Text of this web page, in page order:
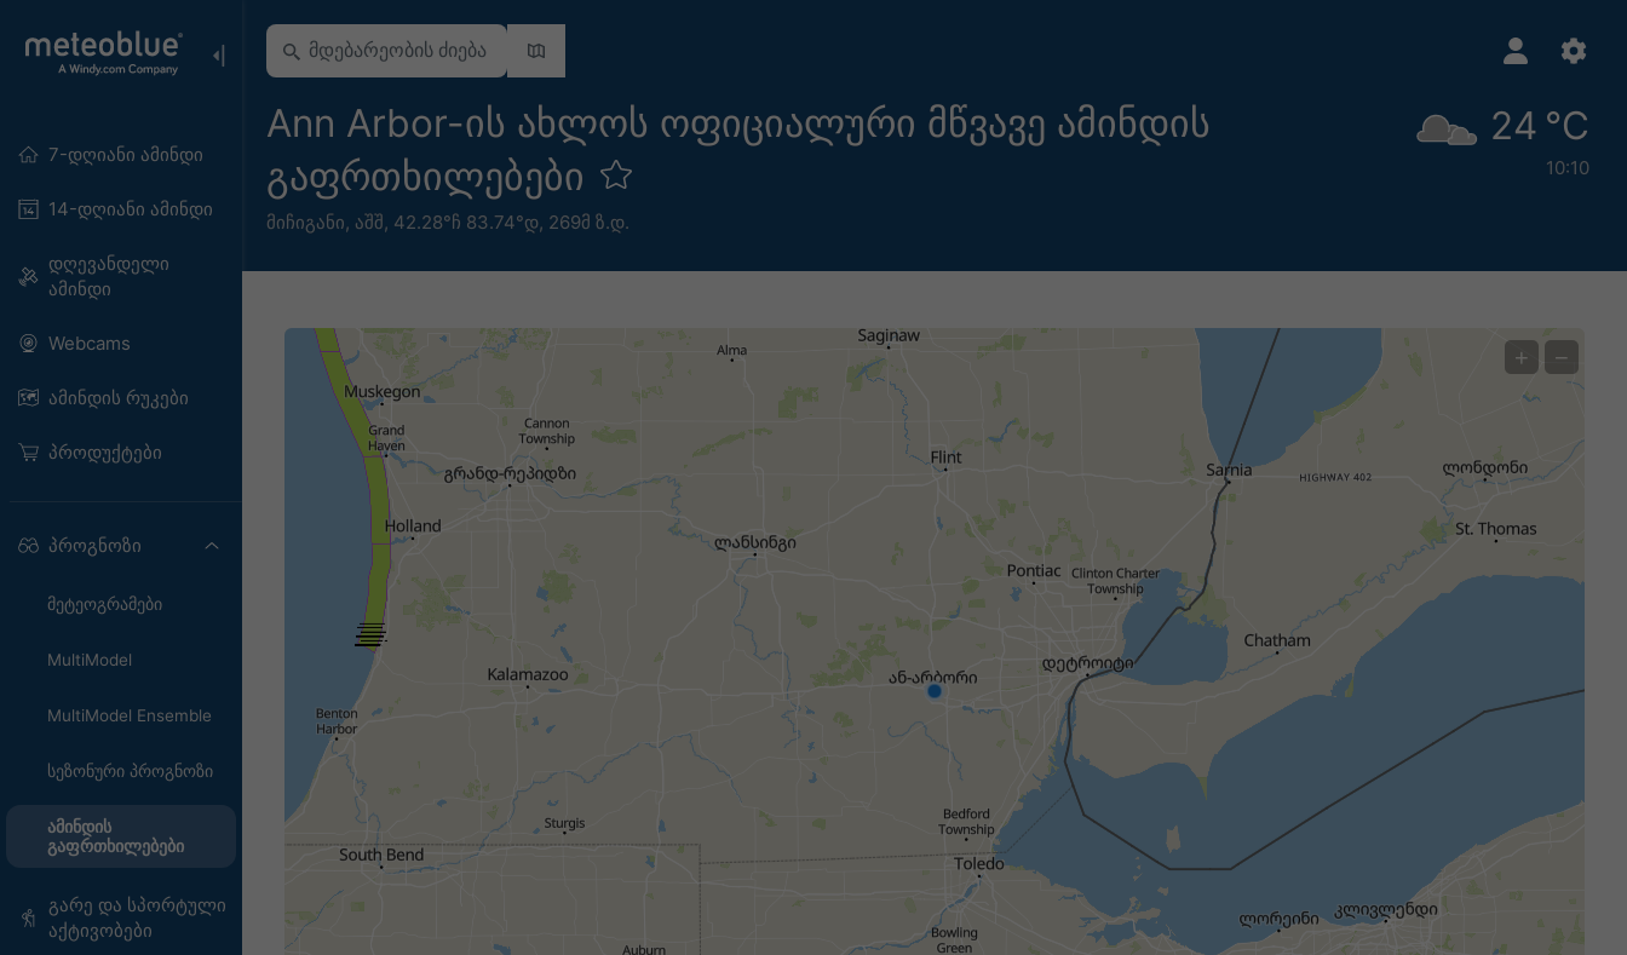
7-დღიანი ამინდი
14-დღიანი ამინდი
დღევანდელი
ამინდი
Webcams
ამინდის რუკები
პროდუქტები
პროგნოზი
მეტეოგრამები
MultiModel
MultiModel Ensemble
სეზონური პროგნოზი
ამინდის
გაფრთხილებები
გარე და სპორტული
აქტივობები
Ann Arbor-ის ახლოს ოფიციალური მწვავე ამინდის
გაფრთხილებები
მიჩიგანი, აშშ, 42.28°ჩ 83.74°დ, 269მ ზ.დ.
24 °C
10:10
+ −